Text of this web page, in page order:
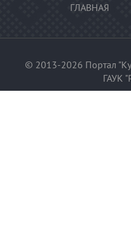
ГЛАВНАЯ
© 2013-2026 Портал
ГАУК